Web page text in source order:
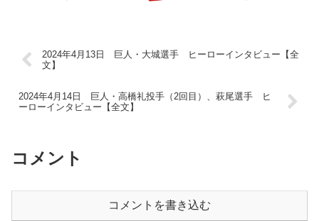
2024年4月13日 巨人・大城選手 ヒーローインタビュー【全
文】
2024年4月14日 巨人・高橋礼投手（2回目）、萩尾選手 ヒ
ーローインタビュー【全文】
コメント
コメントを書き込む